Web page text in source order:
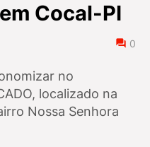
Cocal-PI
0
no
localizado na
Nossa Senhora